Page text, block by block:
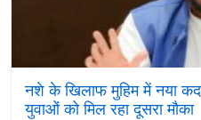
नशे के खिलाफ मुहिम में नया
युवाओं को मिल रहा दूसरा मौका